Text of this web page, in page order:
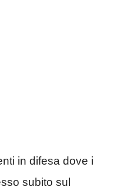
in difesa dove i
subito sul